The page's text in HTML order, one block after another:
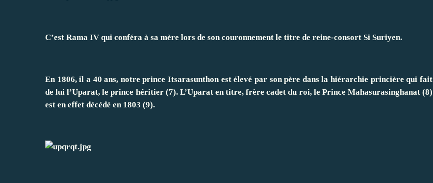
C’est Rama IV qui conféra à sa mère lors de son couronnement le titre de reine-consort Si Suriyen.
En 1806, il a 40 ans, notre prince Itsarasunthon est élevé par son père dans la hiérarchie princière qui fait
de lui l’Uparat, le prince héritier (7). L’Uparat en titre, frère cadet du roi, le Prince Mahasurasinghanat (8)
est en effet décédé en 1803 (9).